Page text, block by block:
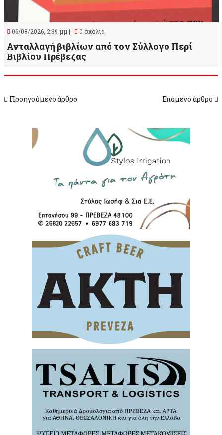
06/08/2026, 2:39 μμ | 0 σχόλια
Ανταλλαγή βιβλίων από τον Σύλλογο Περί
Βιβλίου Πρέβεζας
Προηγούμενο άρθρο Επόμενο άρθρο